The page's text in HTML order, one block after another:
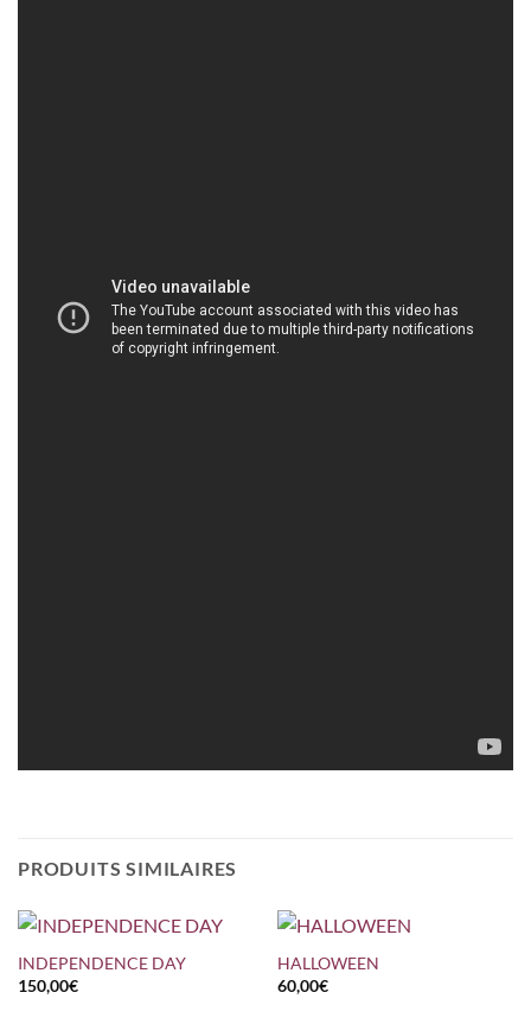
PRODUITS SIMILAIRES
INDEPENDENCE DAY
150,00€
HALLOWEEN
60,00€